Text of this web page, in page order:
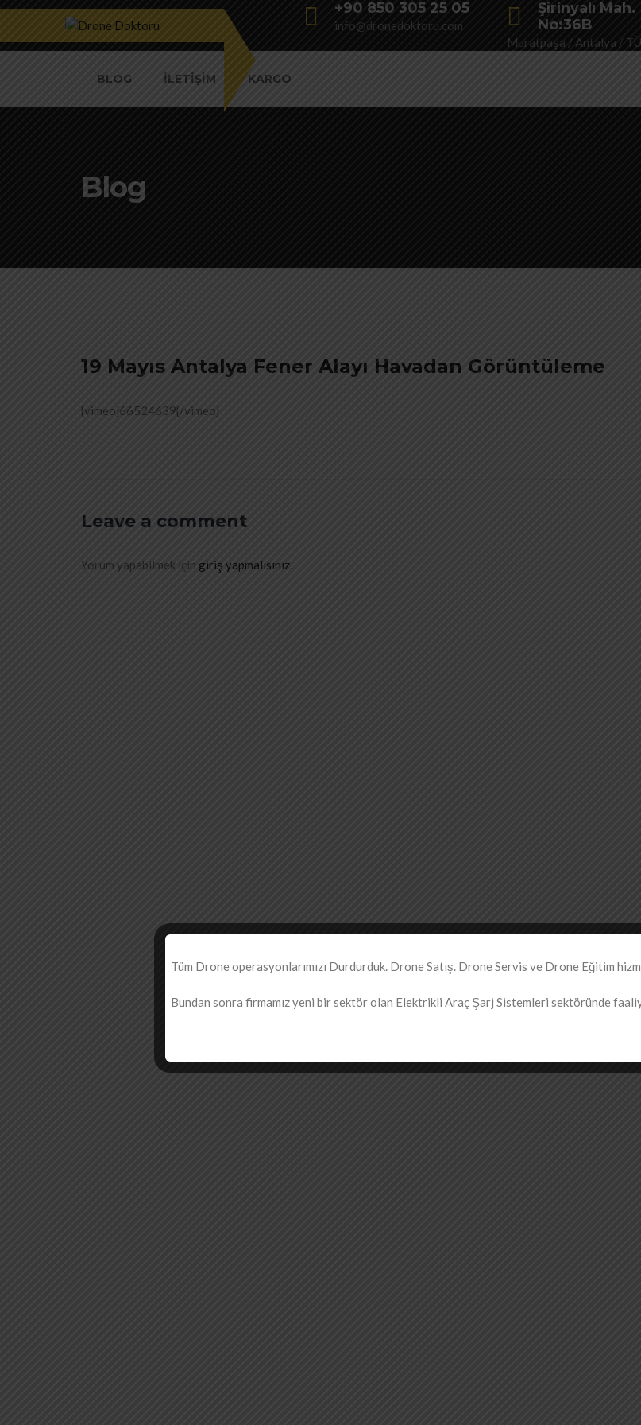
+90 850 305 25 05
info@dronedoktoru.com
Şirinyalı
No:36B
Muratpaşa / Antalya /
BLOG İLETIŞIM KARGO
Blog
19 Mayıs Antalya Fener Alayı Havadan Görüntüleme
{vimeo}66524639{/vimeo}
Leave a comment
Yorum yapabilmek için giriş yapmalısınız.
Tüm Drone operasyonlarımızı Durdurduk. Drone Satış. Drone Servis ve Drone Eğitim
Bundan sonra firmamız yeni bir sektör olan Elektrikli Araç Şarj Sistemleri sektöründe